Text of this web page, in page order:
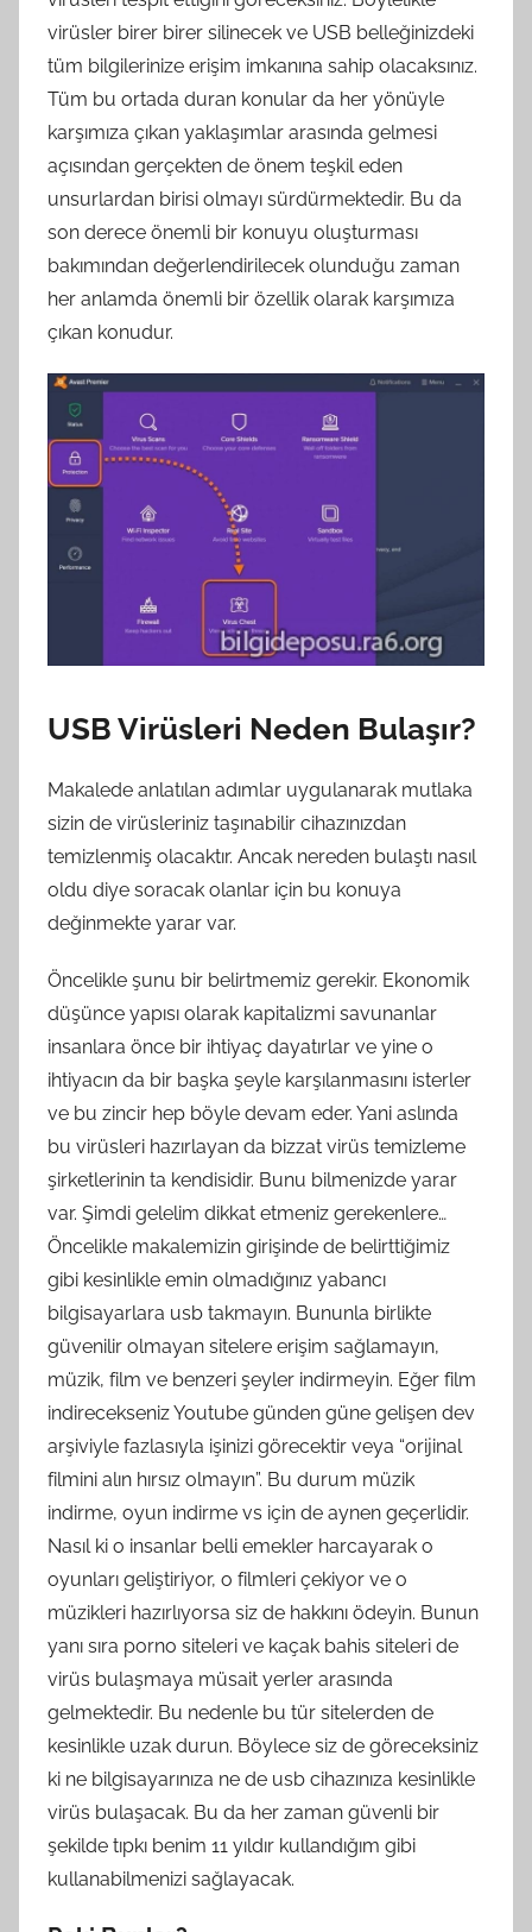
virüsler birer birer silinecek ve USB belleğinizdeki
tüm bilgilerinize erişim imkanına sahip olacaksınız.
Tüm bu ortada duran konular da her yönüyle
karşımıza çıkan yaklaşımlar arasında gelmesi
açısından gerçekten de önem teşkil eden
unsurlardan birisi olmayı sürdürmektedir. Bu da
son derece önemli bir konuyu oluşturması
bakımından değerlendirilecek olunduğu zaman
her anlamda önemli bir özellik olarak karşımıza
çıkan konudur.
USB Virüsleri Neden Bulaşır?
Makalede anlatılan adımlar uygulanarak mutlaka
sizin de virüsleriniz taşınabilir cihazınızdan
temizlenmiş olacaktır. Ancak nereden bulaştı nasıl
oldu diye soracak olanlar için bu konuya
değinmekte yarar var.
Öncelikle şunu bir belirtmemiz gerekir. Ekonomik
düşünce yapısı olarak kapitalizmi savunanlar
insanlara önce bir ihtiyaç dayatırlar ve yine o
ihtiyacın da bir başka şeyle karşılanmasını isterler
ve bu zincir hep böyle devam eder. Yani aslında
bu virüsleri hazırlayan da bizzat virüs temizleme
şirketlerinin ta kendisidir. Bunu bilmenizde yarar
var. Şimdi gelelim dikkat etmeniz gerekenlere…
Öncelikle makalemizin girişinde de belirttiğimiz
gibi kesinlikle emin olmadığınız yabancı
bilgisayarlara usb takmayın. Bununla birlikte
güvenilir olmayan sitelere erişim sağlamayın,
müzik, film ve benzeri şeyler indirmeyin. Eğer film
indirecekseniz Youtube günden güne gelişen dev
arşiviyle fazlasıyla işinizi görecektir veya “orijinal
filmini alın hırsız olmayın”. Bu durum müzik
indirme, oyun indirme vs için de aynen geçerlidir.
Nasıl ki o insanlar belli emekler harcayarak o
oyunları geliştiriyor, o filmleri çekiyor ve o
müzikleri hazırlıyorsa siz de hakkını ödeyin. Bunun
yanı sıra porno siteleri ve kaçak bahis siteleri de
virüs bulaşmaya müsait yerler arasında
gelmektedir. Bu nedenle bu tür sitelerden de
kesinlikle uzak durun. Böylece siz de göreceksiniz
ki ne bilgisayarınıza ne de usb cihazınıza kesinlikle
virüs bulaşacak. Bu da her zaman güvenli bir
şekilde tıpkı benim 11 yıldır kullandığım gibi
kullanabilmenizi sağlayacak.